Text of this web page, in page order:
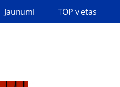
Jaunumi TOP vietas